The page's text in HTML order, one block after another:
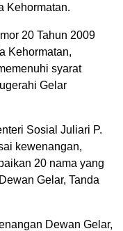
Kehormatan.
20 Tahun 2009
Kehormatan,
syarat
Gelar
Sosial Juliari P.
kewenangan,
20 nama yang
Gelar, Tanda
Dewan Gelar,